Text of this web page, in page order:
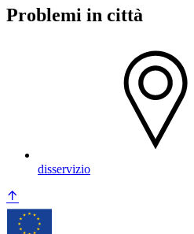
Problemi in città
disservizio